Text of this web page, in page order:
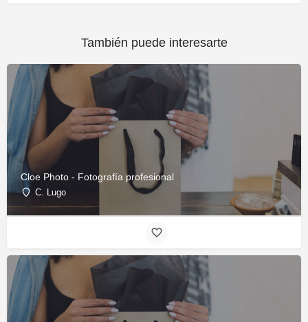
También puede interesarte
Cloe Photo - Fotografía profesional
C. Lugo